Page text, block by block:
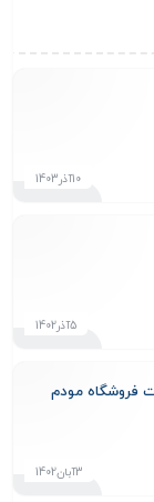
10آذر1403
5آذر1402
فروشگاه مودم
3آبان1402